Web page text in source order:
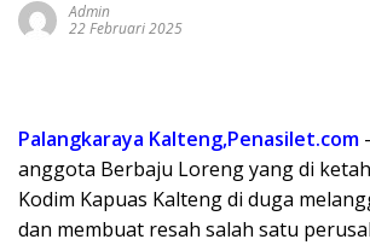
Admin
22 Februari 2025
Palangkaraya Kalteng,Penasilet.com
anggota Berbaju Loreng yang di
Kodim Kapuas Kalteng di duga
dan membuat resah salah satu